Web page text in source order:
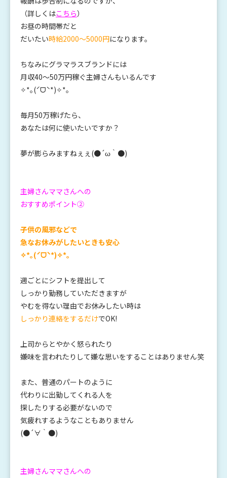
（詳しくはこちら）
お昼の時間帯だと
だいたい時給2000〜5000円になります。
ちなみにグラマラスブランドには
月収40〜50万円稼ぐ主婦さんもいるんです
✧*｡(ˊᗜˋ*)✧*｡
毎月50万稼げたら、
あなたは何に使いたいですか？
夢が膨らみますねぇぇ(●´ω｀●)
主婦さんママさんへの
おすすめポイント②
子供の風邪などで
急なお休みがしたいときも安心
✧*｡(ˊᗜˋ*)✧*｡
週ごとにシフトを提出して
しっかり勤務していただきますが
やむを得ない理由でお休みしたい時は
しっかり連絡をするだけでOK!
上司からとやかく怒られたり
嫌味を言われたりして嫌な思いをすることはありません笑
また、普通のパートのように
代わりに出勤してくれる人を
探したりする必要がないので
気疲れするようなこともありません
(●´∀｀●)
主婦さんママさんへの